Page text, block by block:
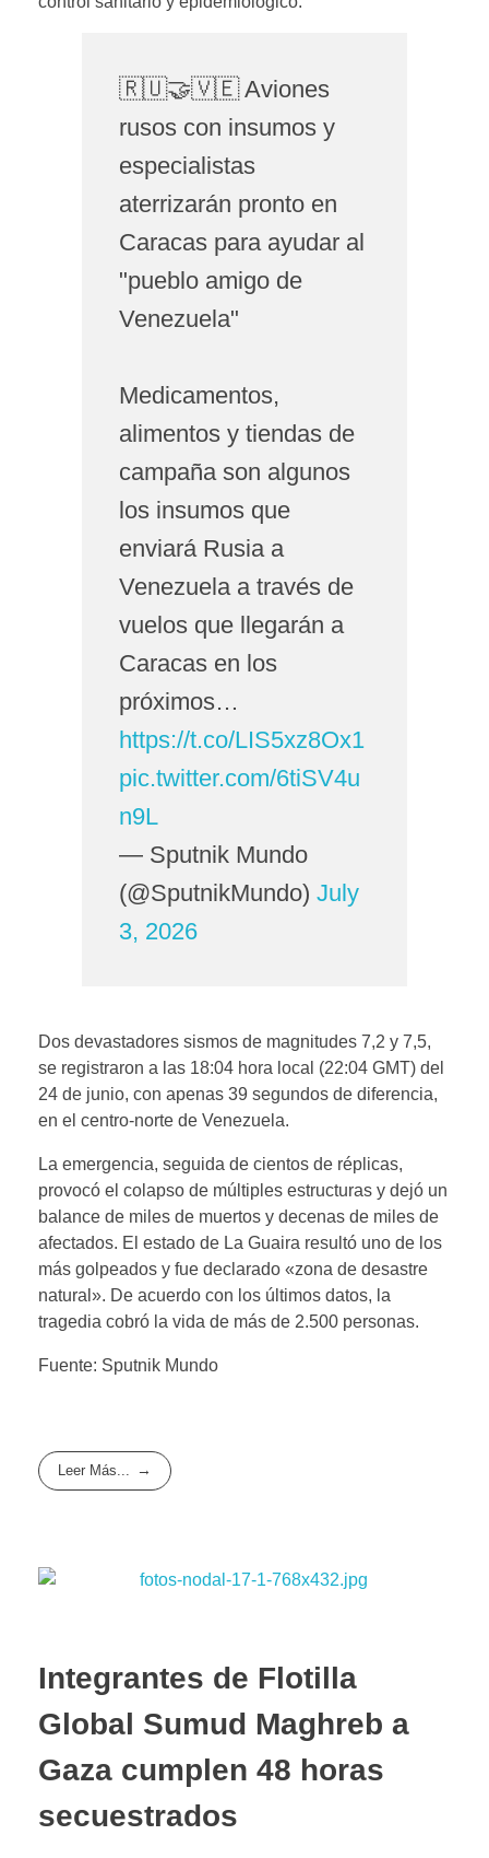
🇷🇺🤝🇻🇪 Aviones
rusos con insumos y
especialistas
aterrizarán pronto en
Caracas para ayudar al
"pueblo amigo de
Venezuela"
Medicamentos,
alimentos y tiendas de
campaña son algunos
los insumos que
enviará Rusia a
Venezuela a través de
vuelos que llegarán a
Caracas en los
próximos…
https://t.co/LIS5xz8Ox1
pic.twitter.com/6tiSV4u
n9L
— Sputnik Mundo
(@SputnikMundo) July
3, 2026
Dos devastadores sismos de magnitudes 7,2 y 7,5,
se registraron a las 18:04 hora local (22:04 GMT) del
24 de junio, con apenas 39 segundos de diferencia,
en el centro-norte de Venezuela.
La emergencia, seguida de cientos de réplicas,
provocó el colapso de múltiples estructuras y dejó un
balance de miles de muertos y decenas de miles de
afectados. El estado de La Guaira resultó uno de los
más golpeados y fue declarado «zona de desastre
natural». De acuerdo con los últimos datos, la
tragedia cobró la vida de más de 2.500 personas.
Fuente: Sputnik Mundo
Leer Más...
Integrantes de Flotilla
Global Sumud Maghreb a
Gaza cumplen 48 horas
secuestrados